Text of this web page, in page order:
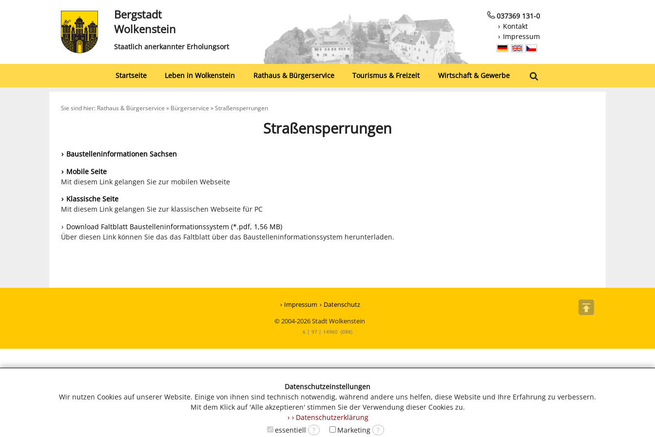
Datenschutzeinstellungen
Wir nutzen Cookies auf unserer Website. Einige von ihnen sind technisch notwendig, während andere uns helfen, diese Website und Ihre Erfahrung zu verbessern.
Mit dem Klick auf 'Alle akzeptieren' stimmen Sie der Verwendung dieser Cookies zu.
› Datenschutzerklärung
essentiell ? Marketing ?
Bergstadt
Wolkenstein
Staatlich anerkannter Erholungsort
037369 131-0
Kontakt
Impressum
Startseite Leben in Wolkenstein Rathaus & Bürgerservice Tourismus & Freizeit Wirtschaft & Gewerbe
Sie sind hier: Rathaus & Bürgerservice » Bürgerservice » Straßensperrungen
Straßensperrungen
Baustelleninformationen Sachsen
Mobile Seite
Mit diesem Link gelangen Sie zur mobilen Webseite
Klassische Seite
Mit diesem Link gelangen Sie zur klassischen Webseite für PC
Download Faltblatt Baustelleninformationssystem (*.pdf, 1,56 MB)
Über diesen Link können Sie das das Faltblatt über das Baustelleninformationssystem herunterladen.
Impressum
Datenschutz
© 2004-2026 Stadt Wolkenstein
6 | 97 | 14960 (088)